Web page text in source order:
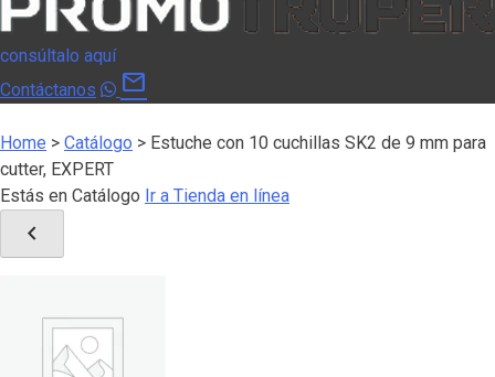
consúltalo aquí
Contáctanos
mail
Home > Catálogo > Estuche con 10 cuchillas SK2 de 9 mm para
cutter, EXPERT
Estás en Catálogo Ir a Tienda en línea
chevron_left